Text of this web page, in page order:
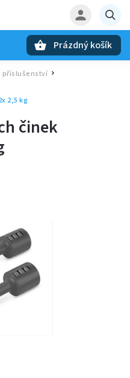
Prázdný košík
příslušenství /
2,5 kg
činek